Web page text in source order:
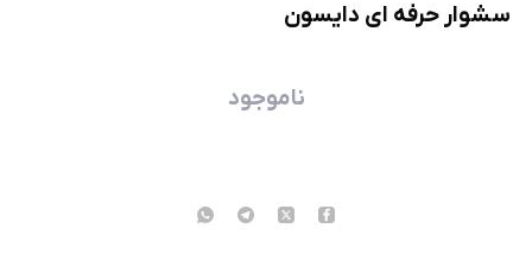
سشوار حرفه ای دایسون
ناموجود